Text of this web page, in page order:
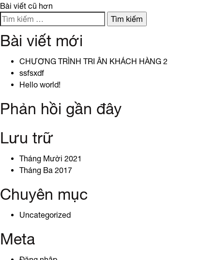
Điều
hướng
viết
Bài viết cũ hơn
Tìm
kiếm
cho:
Bài viết mới
CHƯƠNG TRÌNH TRI ÂN KHÁCH HÀNG 2
ssfsxdf
Hello world!
Phản hồi gần đây
Lưu trữ
Tháng Mười 2021
Tháng Ba 2017
Chuyên mục
Uncategorized
Meta